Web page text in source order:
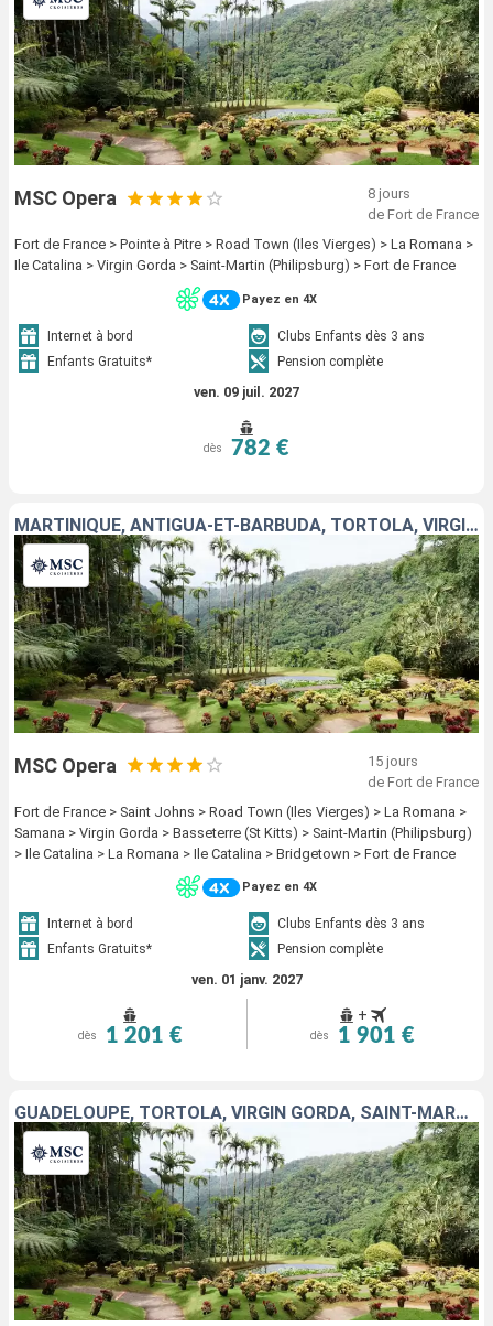
MSC Opera
8 jours
de Fort de France
Fort de France > Pointe à Pitre > Road Town (Iles Vierges) > La Romana >
Ile Catalina > Virgin Gorda > Saint-Martin (Philipsburg) > Fort de France
Payez en 4X
Internet à bord
Clubs Enfants dès 3 ans
Enfants Gratuits*
Pension complète
ven. 09 juil. 2027
dès 782 €
MARTINIQUE, ANTIGUA-ET-BARBUDA, TORTOLA, VIRGIN GORDA, SAINT-CHRISTOPHE-ET-NIÉVÈS, SAINT-MARTIN, RÉPUBLIQUE DOMINICAINE, BARBADE
MSC Opera
15 jours
de Fort de France
Fort de France > Saint Johns > Road Town (Iles Vierges) > La Romana >
Samana > Virgin Gorda > Basseterre (St Kitts) > Saint-Martin (Philipsburg)
> Ile Catalina > La Romana > Ile Catalina > Bridgetown > Fort de France
Payez en 4X
Internet à bord
Clubs Enfants dès 3 ans
Enfants Gratuits*
Pension complète
ven. 01 janv. 2027
dès 1 201 €
+
dès 1 901 €
GUADELOUPE, TORTOLA, VIRGIN GORDA, SAINT-MARTIN, SAINT-CHRISTOPHE-ET-NIÉVÈS, RÉPUBLIQUE DOMINICAINE, BARBADE, MARTINIQUE